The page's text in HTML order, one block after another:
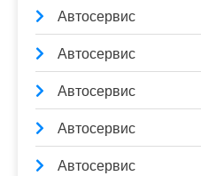
Автосервис
Автосервис
Автосервис
Автосервис
Автосервис